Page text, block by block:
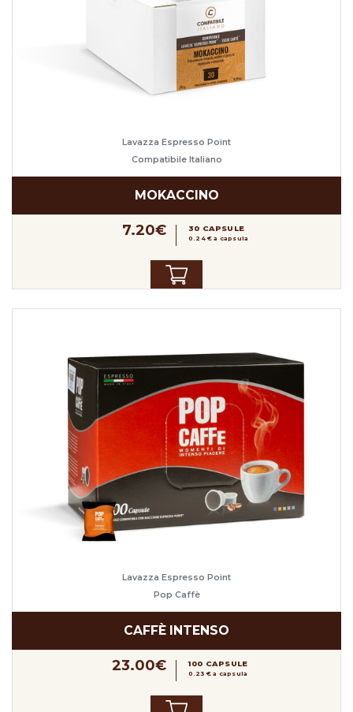
Lavazza Espresso Point
Compatibile Italiano
MOKACCINO
7.20€ 30 CAPSULE
0.24 € a capsula
Lavazza Espresso Point
Pop Caffè
CAFFÈ INTENSO
23.00€ 100 CAPSULE
0.23 € a capsula